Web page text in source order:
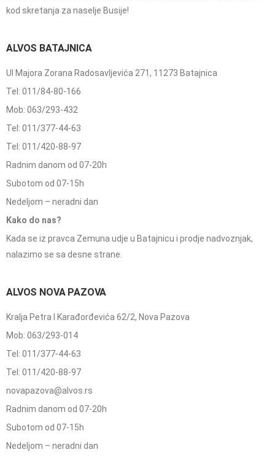
kod skretanja za naselje Busije!
ALVOS BATAJNICA
Ul Majora Zorana Radosavljevića 271, 11273 Batajnica
Tel: 011/84-80-166
Mob: 063/293-432
Tel: 011/377-44-63
Tel: 011/420-88-97
Radnim danom od 07-20h
Subotom od 07-15h
Nedeljom – neradni dan
Kako do nas?
Kada se iz pravca Zemuna udje u Batajnicu i prodje nadvoznjak,
nalazimo se sa desne strane.
ALVOS NOVA PAZOVA
Kralja Petra I Karađorđevića 62/2, Nova Pazova
Mob: 063/293-014
Tel: 011/377-44-63
Tel: 011/420-88-97
novapazova@alvos.rs
Radnim danom od 07-20h
Subotom od 07-15h
Nedeljom – neradni dan